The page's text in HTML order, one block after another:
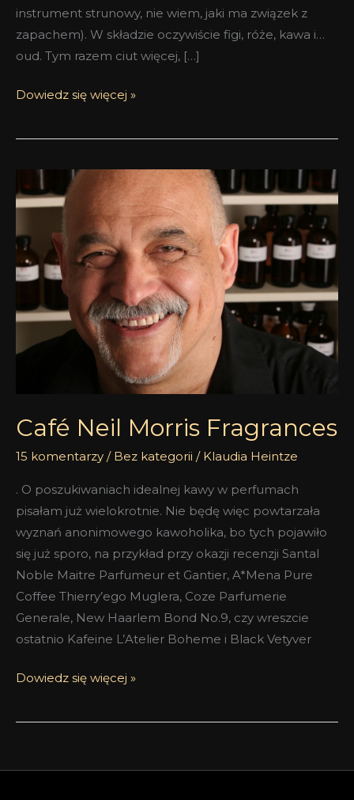
instrument strunowy, nie wiem, jaki ma związek z
zapachem). W składzie oczywiście figi, róże, kawa i…
oud. Tym razem ciut więcej, […]
Dowiedz się więcej »
Café Neil Morris Fragrances
15 komentarzy / Bez kategorii / Klaudia Heintze
. O poszukiwaniach idealnej kawy w perfumach
pisałam już wielokrotnie. Nie będę więc powtarzała
wyznań anonimowego kawoholika, bo tych pojawiło
się już sporo, na przykład przy okazji recenzji Santal
Noble Maitre Parfumeur et Gantier, A*Mena Pure
Coffee Thierry’ego Muglera, Coze Parfumerie
Generale, New Haarlem Bond No.9, czy wreszcie
ostatnio Kafeine L’Atelier Boheme i Black Vetyver
Neil
Fragrances
Dowiedz się więcej »